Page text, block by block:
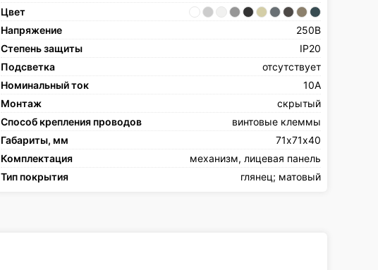
Цвет
Напряжение
250В
Степень защиты
IP20
Подсветка
отсутствует
Номинальный ток
10А
Монтаж
скрытый
Способ крепления проводов
винтовые клеммы
Габариты, мм
71х71х40
Комплектация
механизм, лицевая панель
Тип покрытия
глянец; матовый